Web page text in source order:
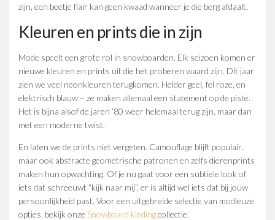
zijn, een beetje flair kan geen kwaad wanneer je die berg afdaalt.
Kleuren en prints die in zijn
Mode speelt een grote rol in snowboarden. Elk seizoen komen er
nieuwe kleuren en prints uit die het proberen waard zijn. Dit jaar
zien we veel neonkleuren terugkomen. Helder geel, fel roze, en
elektrisch blauw – ze maken allemaal een statement op de piste.
Het is bijna alsof de jaren ’80 weer helemaal terug zijn, maar dan
met een moderne twist.
En laten we de prints niet vergeten. Camouflage blijft populair,
maar ook abstracte geometrische patronen en zelfs dierenprints
maken hun opwachting. Of je nu gaat voor een subtiele look of
iets dat schreeuwt “kijk naar mij”, er is altijd wel iets dat bij jouw
persoonlijkheid past. Voor een uitgebreide selectie van modieuze
opties, bekijk onze Snowboard kledingcollectie.